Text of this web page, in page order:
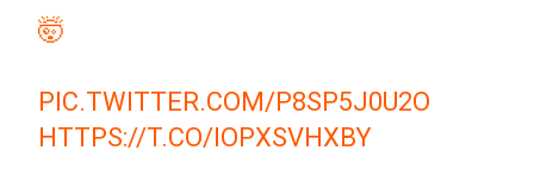
🤯
PIC.TWITTER.COM/P8SP5J0U2O
HTTPS://T.CO/IOPXSVHXBY